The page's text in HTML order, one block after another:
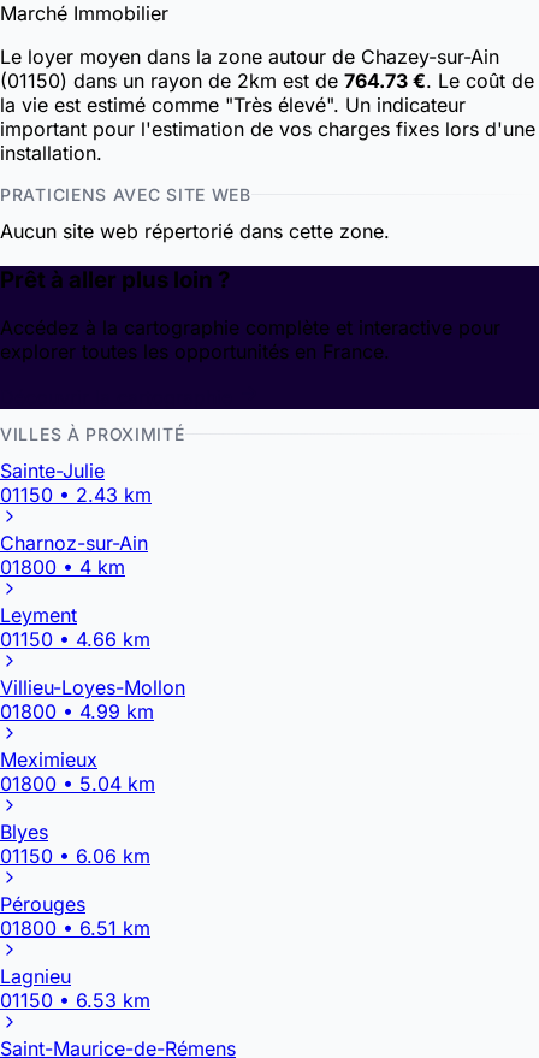
Marché Immobilier
Le loyer moyen dans la zone autour de Chazey-sur-Ain
(01150) dans un rayon de 2km est de 764.73 €. Le coût de
la vie est estimé comme "Très élevé". Un indicateur
important pour l'estimation de vos charges fixes lors d'une
installation.
PRATICIENS AVEC SITE WEB
Aucun site web répertorié dans cette zone.
Prêt à aller plus loin ?
Accédez à la cartographie complète et interactive pour
explorer toutes les opportunités en France.
VILLES À PROXIMITÉ
Sainte-Julie
01150 • 2.43 km
Charnoz-sur-Ain
01800 • 4 km
Leyment
01150 • 4.66 km
Villieu-Loyes-Mollon
01800 • 4.99 km
Meximieux
01800 • 5.04 km
Blyes
01150 • 6.06 km
Pérouges
01800 • 6.51 km
Lagnieu
01150 • 6.53 km
Saint-Maurice-de-Rémens